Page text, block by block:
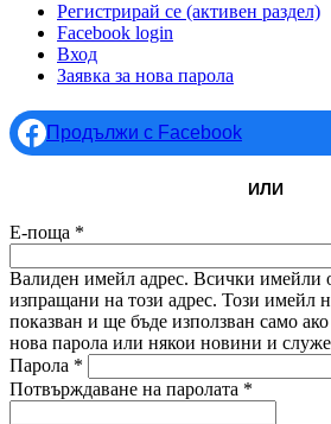
Регистрирай се (активен раздел)
Facebook login
Вход
Заявка за нова парола
Продължи с Facebook
ИЛИ
Е-поща *
Валиден имейл адрес. Всички имейли
изпращани на този адрес. Този имейл
показван и ще бъде използван само
нова парола или някои новини и
Парола *
Потвърждаване на паролата *